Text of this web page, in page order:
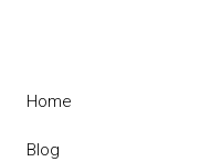
Home
Blog